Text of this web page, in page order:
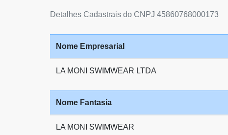
Detalhes Cadastrais do CNPJ 45860768000173
Nome Empresarial
LA MONI SWIMWEAR LTDA
Nome Fantasia
LA MONI SWIMWEAR